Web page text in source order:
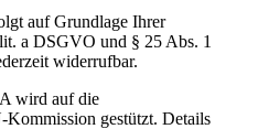
auf Grundlage Ihrer
a DSGVO und § 25 Abs. 1
widerrufbar.
wird auf die
Kommission gestützt. Details